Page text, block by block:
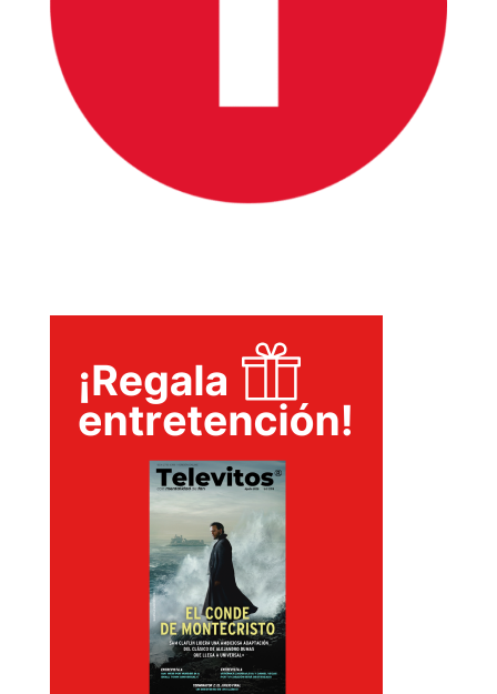
INICIO
TECNOVITOS
T-
EVENTOS